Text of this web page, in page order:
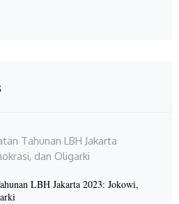
LBH Jakarta 2023: Jokowi,